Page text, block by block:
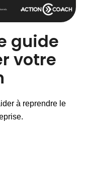
guide
votre
à reprendre le